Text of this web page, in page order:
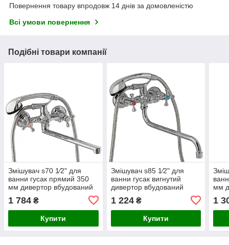
Повернення товару впродовж 14 днів за домовленістю
Всі умови повернення
Подібні товари компанії
Змішувач s70 1⁄2" для
ванни гусак прямий 350
мм дивертор вбудований
кульовий TAU VD-5C261C
(9870210)
1 784 ₴
Купити
Змішувач s85 1⁄2" для
ванни гусак вигнутий
дивертор вбудований
кульовий TAU VN-5C460C
(9885220)
1 224₴
Купити
мм
NK-
1